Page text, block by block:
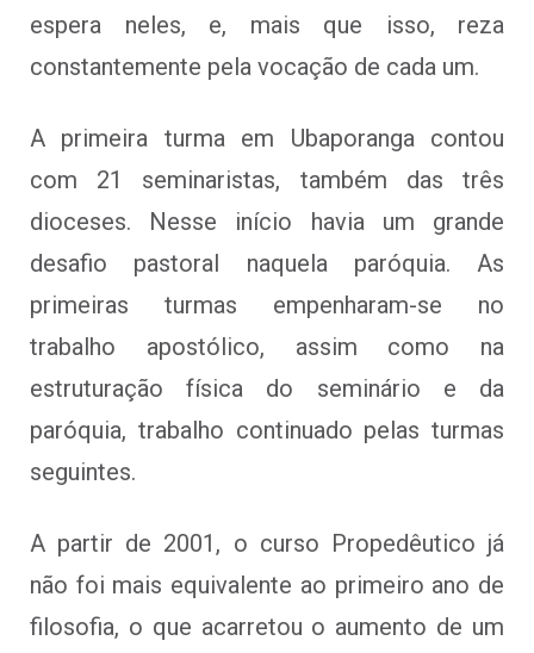
espera neles, e, mais que isso, reza
constantemente pela vocação de cada um.
A primeira turma em Ubaporanga contou
com 21 seminaristas, também das três
dioceses. Nesse início havia um grande
desafio pastoral naquela paróquia. As
primeiras turmas empenharam-se no
trabalho apostólico, assim como na
estruturação física do seminário e da
paróquia, trabalho continuado pelas turmas
seguintes.
A partir de 2001, o curso Propedêutico já
não foi mais equivalente ao primeiro ano de
filosofia, o que acarretou o aumento de um